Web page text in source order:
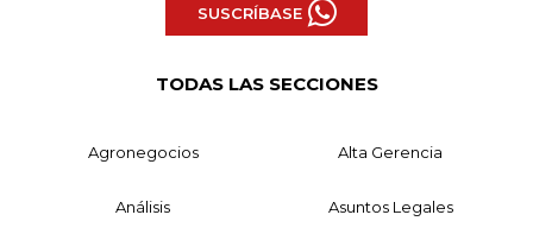
SUSCRÍBASE
TODAS LAS SECCIONES
Agronegocios Alta Gerencia
Análisis Asuntos Legales